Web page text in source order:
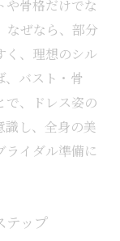
や骨格だけでな
なぜなら、部分
く、理想のシル
、バスト・骨
で、ドレス姿の
識し、全身の美
ライダル準備に
テップ